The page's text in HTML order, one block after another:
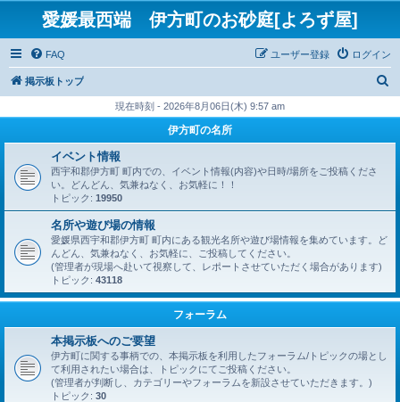
愛媛最西端 伊方町のお砂庭[よろず屋]
FAQ ログイン
ユーザー登録
掲示板トップ
現在時刻 - 2026年8月06日(木) 9:57 am
伊方町の名所
イベント情報
西宇和郡伊方町 町内での、イベント情報(内容)や日時/場所をご投稿くださ
い。どんどん、気兼ねなく、お気軽に！！
トピック: 19950
名所や遊び場の情報
愛媛県西宇和郡伊方町 町内にある観光名所や遊び場情報を集めています。ど
んどん、気兼ねなく、お気軽に、ご投稿してください。
(管理者が現場へ赴いて視察して、レポートさせていただく場合があります)
トピック: 43118
フォーラム
本掲示板へのご要望
伊方町に関する事柄での、本掲示板を利用したフォーラム/トピックの場とし
て利用されたい場合は、トピックにてご投稿ください。
(管理者が判断し、カテゴリーやフォーラムを新設させていただきます。)
トピック: 30